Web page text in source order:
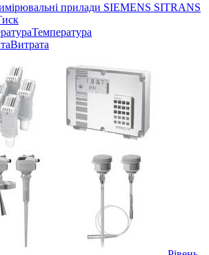
прилади SIEMENS SITRANS
Температура
Витрата